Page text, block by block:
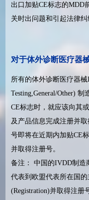
出口加贴CE标志的MDD
关时出问题和引起法律纠
对于体外诊断医疗器
所有的体外诊断医疗器
Testing,General/Other)
CE标志时，就应该向其
及产品信息完成注册并
号即将在近期内加贴CE
并取得注册号。
备注： 中国的IVDD制造
代表到欧盟代表所在国
(Registration)并取得注册